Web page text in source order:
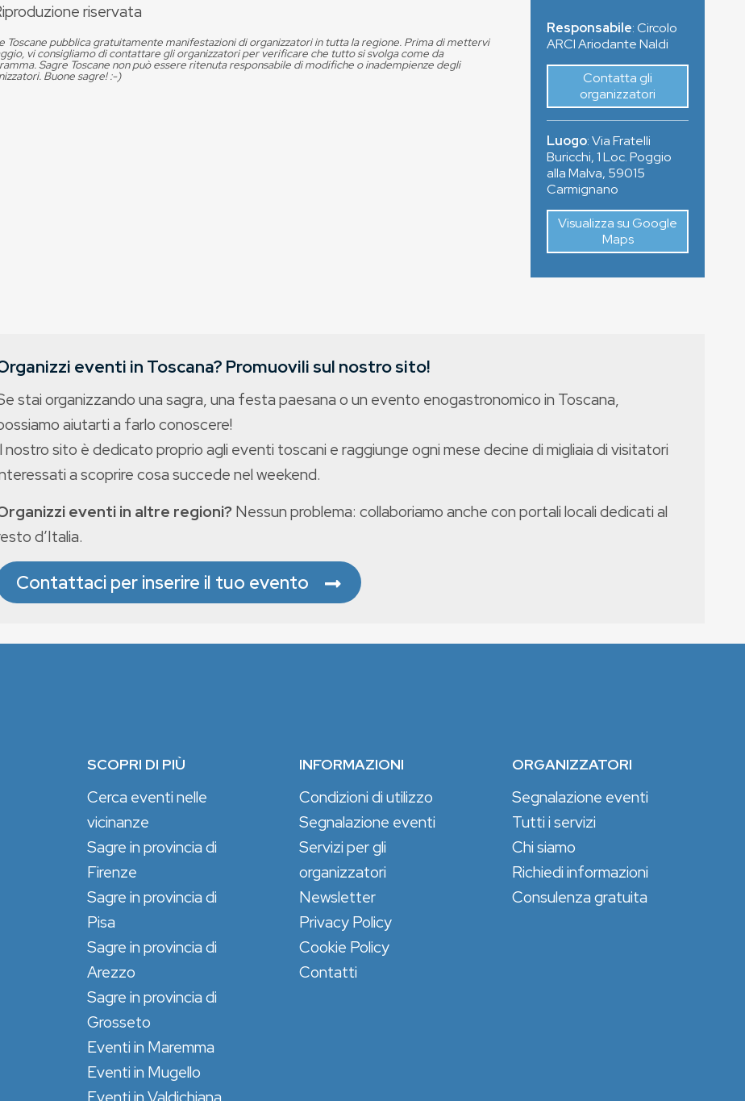
riservata
Toscane pubblica gratuitamente manifestazioni di organizzatori in tutta la regione. Prima di mettervi
vi consigliamo di contattare gli organizzatori per verificare che tutto si svolga come da
Sagre Toscane non può essere ritenuta responsabile di modifiche o inadempienze degli
Buone sagre! :-)
Responsabile: Circolo
ARCI Ariodante Naldi
Contatta gli
organizzatori
Luogo:Via Fratelli
Buricchi, 1 Loc. Poggio
alla Malva, 59015
Carmignano
Visualizza su Google
Maps
eventi in Toscana? Promuovili sul nostro sito!
stai organizzando una sagra, una festa paesana o un evento enogastronomico in Toscana,
aiutarti a farlo conoscere!
nostro sito è dedicato proprio agli eventi toscani e raggiunge ogni mese decine di migliaia di visitatori
a scoprire cosa succede nel weekend.
eventi in altre regioni? Nessun problema: collaboriamo anche con portali locali dedicati al
d’Italia.
Contattaci per inserire il tuo evento
SCOPRI DI PIÙ
Cerca eventi nelle
vicinanze
Sagre in provincia di
Firenze
Sagre in provincia di
Pisa
Sagre in provincia di
Arezzo
Sagre in provincia di
Grosseto
Eventi in Maremma
Eventi in Mugello
Eventi in Valdichiana
INFORMAZIONI
Condizioni di utilizzo
Segnalazione eventi
Servizi per gli
organizzatori
Newsletter
Privacy Policy
Cookie Policy
Contatti
ORGANIZZATORI
Segnalazione eventi
Tutti i servizi
Chi siamo
Richiedi informazioni
Consulenza gratuita